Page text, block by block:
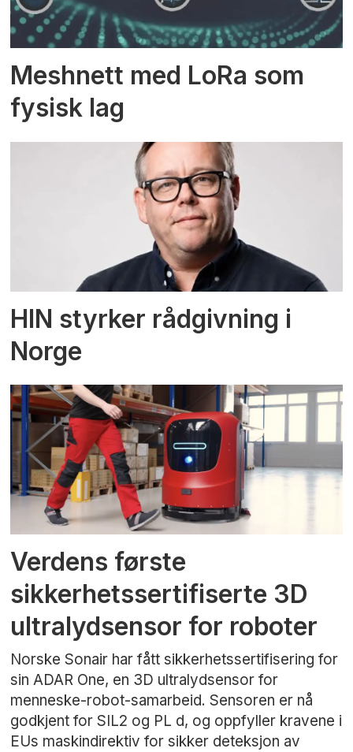
Meshnett med LoRa som
fysisk lag
HIN styrker rådgivning i
Norge
Verdens første
sikkerhetssertifiserte 3D
ultralydsensor for roboter
Norske Sonair har fått sikkerhetssertifisering for
sin ADAR One, en 3D ultralydsensor for
menneske-robot-samarbeid. Sensoren er nå
godkjent for SIL2 og PL d, og oppfyller kravene i
EUs maskindirektiv for sikker deteksjon av